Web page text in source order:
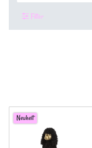
Filter
Neuheit